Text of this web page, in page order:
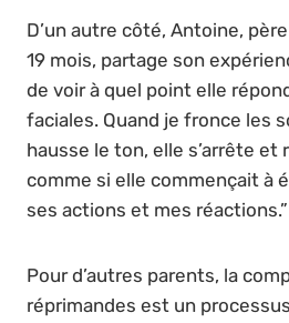
D’un autre côté, Antoine,
19 mois, partage son
de voir à quel point elle
faciales. Quand je fronce les
hausse le ton, elle s’arrête et
comme si elle commençait à
ses actions et mes réactions.”
Pour d’autres parents, la
réprimandes est un